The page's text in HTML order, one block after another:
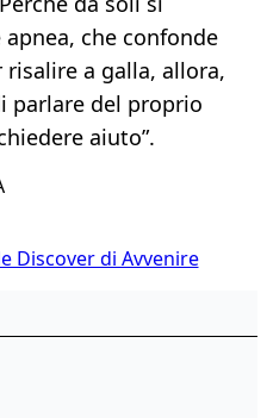
che confonde
a galla, allora,
parlare del proprio
aiuto”.
Discover di Avvenire